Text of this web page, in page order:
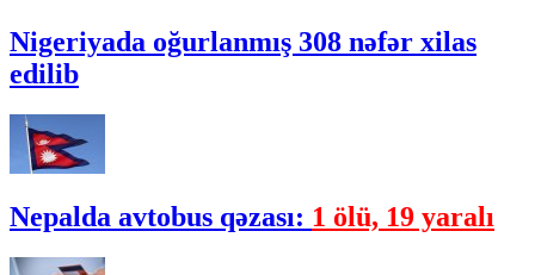
Nigeriyada oğurlanmış 308 nəfər xilas
edilib
Nepalda avtobus qəzası: 1 ölü, 19 yaralı